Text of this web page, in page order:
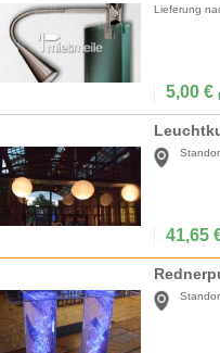
Lieferung
5,00 €
41,65